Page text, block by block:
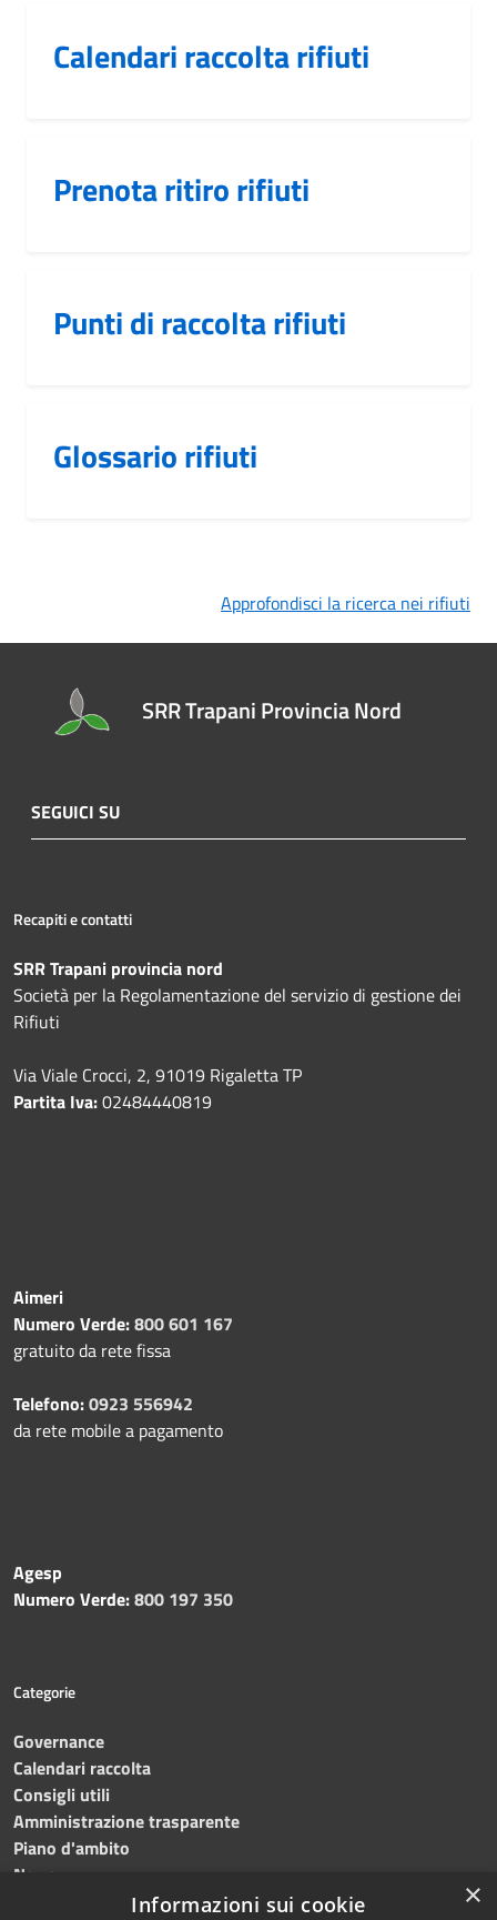
Calendari raccolta rifiuti
Prenota ritiro rifiuti
Punti di raccolta rifiuti
Glossario rifiuti
Approfondisci la ricerca nei rifiuti
SRR Trapani Provincia Nord
SEGUICI SU
Recapiti e contatti
SRR Trapani provincia nord
Società per la Regolamentazione del servizio di gestione dei
Rifiuti
Via Viale Crocci, 2, 91019 Rigaletta TP
Partita Iva:02484440819
Aimeri
Numero Verde:800 601 167
gratuito da rete fissa
Telefono:0923 556942
da rete mobile a pagamento
Agesp
Numero Verde:800 197 350
Categorie
Governance
Calendari raccolta
Consigli utili
Amministrazione trasparente
Piano d'ambito
News
×
Informazioni sui cookie